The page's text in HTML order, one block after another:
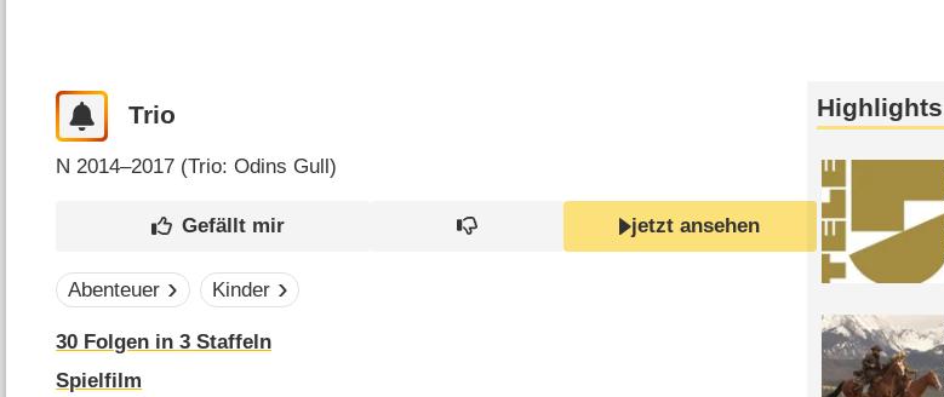
Trio
N 2014–2017 (Trio: Odins Gull)
jetzt ansehen
Abenteuer Kinder
30 Folgen in3 Staffeln
Spielfilm
Highlights